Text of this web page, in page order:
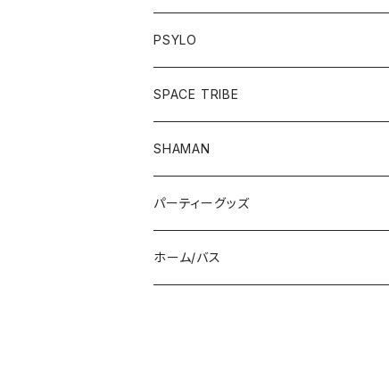
パンツ
シューズ
服飾雑貨
ワンピース
オールインワン
シューズ
服飾雑貨
半袖Tシャツ
フーディー
長袖Tシャツ
PSYLO
トップス
ボトム
服飾雑貨
SPACE TRIBE
Tシャツ
フーディー
ジャケット
SHAMAN
トップス
長袖Tシャツ
ボトム
パーティーグッズ
帽子/マスク
ホーム/バス